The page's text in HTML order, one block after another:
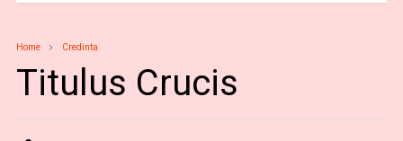
Home Credinta
Titulus Crucis